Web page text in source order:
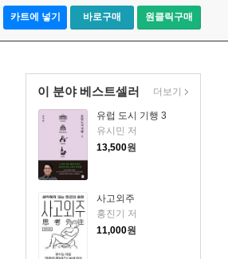
카트에 넣기 바로구매 원클릭구매
이 분야 베스트셀러
유럽 도시 기행 3
유시민 저
13,500원
사고외주
홍진기 저
11,000원
더보기